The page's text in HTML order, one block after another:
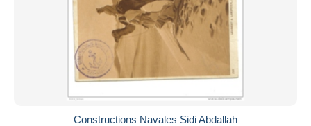
Constructions Navales Sidi Abdallah